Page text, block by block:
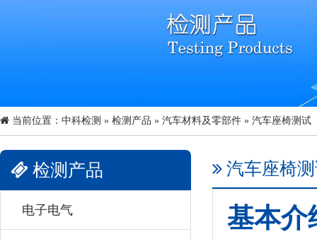
当前位置： 中科检测 » 检测产品 » 汽车材料及零部件 » 汽车座椅测试
检测产品
电子电气
汽车座椅
基本介